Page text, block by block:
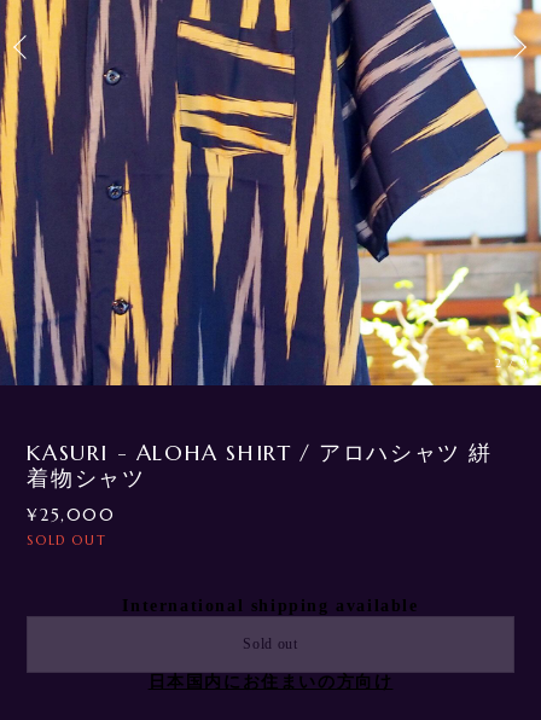
3/9
KASURI - ALOHA SHIRT / アロハシャツ 絣
着物シャツ
¥25,000
SOLD OUT
International shipping available
Sold out
日本国内にお住まいの方向け